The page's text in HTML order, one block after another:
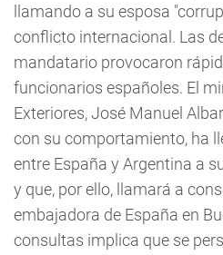
llamando a su esposa
conflicto internacional. Las
mandatario provocaron
funcionarios españoles. El
Exteriores, José Manuel
con su comportamiento, ha
entre España y Argentina a
y que, por ello, llamará a
embajadora de España en
consultas implica que se